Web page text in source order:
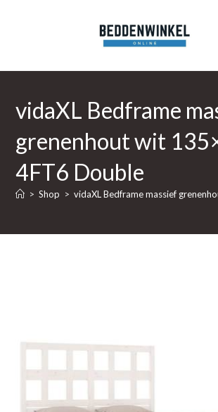
vidaXL Bedframe
grenenhout wit
4FT6 Double
> Shop > vidaXL Bedframe massief